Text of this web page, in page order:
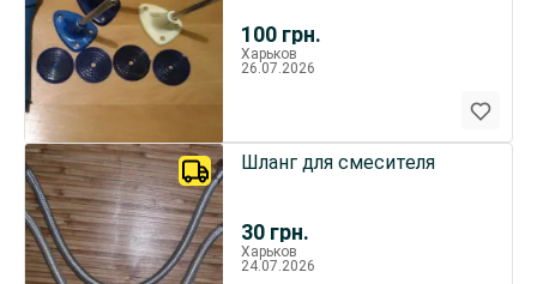
100 грн.
Харьков
26.07.2026
30 грн.
Шланг для смесителя
Харьков
24.07.2026